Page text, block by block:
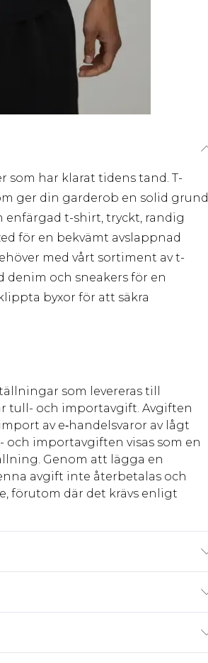
har klarat tidens tand. T-
ger din garderob en solid grund
enfärgad t-shirt, tryckt, randig
för en bekvämt avslappnad
med vårt sortiment av t-
och sneakers för en
byxor för att säkra
som levereras till
tull- och importavgift. Avgiften
av e‑handelsvaror av lågt
och importavgiften visas som en
Genom att lägga en
avgift inte återbetalas och
förutom där det krävs enligt
kr80